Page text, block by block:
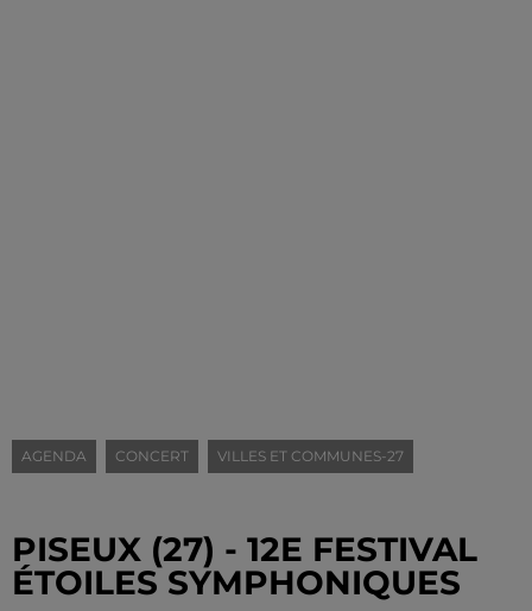
AGENDA CONCERT VILLES ET COMMUNES-27
PISEUX (27) - 12E FESTIVAL
ÉTOILES SYMPHONIQUES